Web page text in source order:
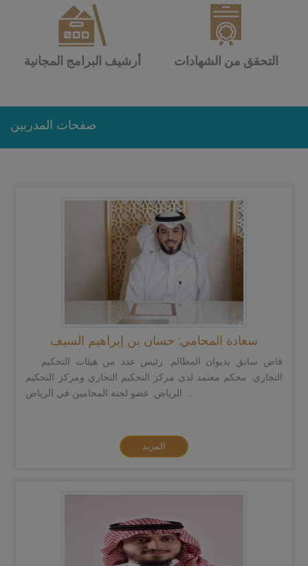
أرشيف البرامج المجانية التحقق من الشهادات
صفحات المدربين
سعادة المحامي: حسان بن إبراهيم السيف
التجاري. محكم معتمد لدى مركز التحكيم التجاري ومركز التحكيم
المزيد